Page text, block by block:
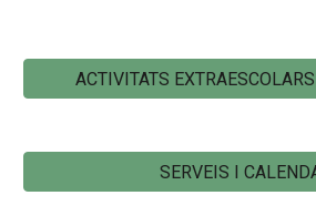
ACTIVITATS
SERVEIS I